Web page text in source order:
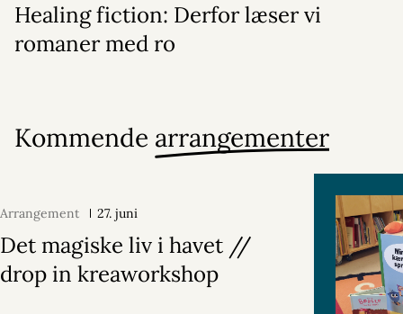
Healing fiction: Derfor læser vi
romaner med ro
Kommende arrangementer
Arrangement 27. juni
Det magiske liv i havet //
drop in kreaworkshop